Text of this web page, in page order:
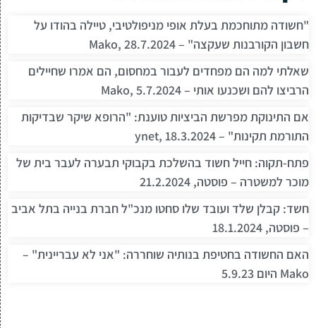
"חשודה מתוחכמת בעלת אופי מניפולטיבי, טיילה בהודו על
חשבון הקורבנות שעקצה" – Mako, 28.7.2024
שאלתי למה הם מפחדים לעבור במחסום, הם אמרו שחיילים
הרביצו להם ושכנעו אותי – Mako, 5.7.2024
אם התינוקת מפרשת הביציות טוענת: "הרופא שיקר שבדיקות
התורמת תקינות" – ynet, 18.3.2024
פתח-תקוה: חייל חשוד בהשלכת בקבוקי תבערה לעבר בית של
מוכר למשטרה – פוסטה, 21.2.2024
חשד: קבלן שלד ועובד שלו סחטו מנכ"ל חברת בנייה בתל אביב
– פוסטה, 18.1.2024
האם החשודה בחטיפת בנותיה שוחררה: "אני לא עבריינית" –
Mako היום 5.9.23